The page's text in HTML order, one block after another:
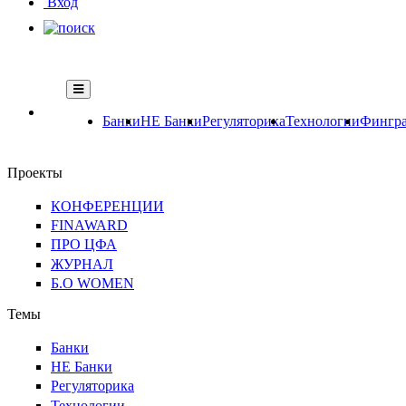
БанкиНЕ БанкиРегуляторикаТехнологии
Проекты
КОНФЕРЕНЦИИ
FINAWARD
ПРО ЦФА
ЖУРНАЛ
Б.О WOMEN
Темы
Банки
НЕ Банки
Регуляторика